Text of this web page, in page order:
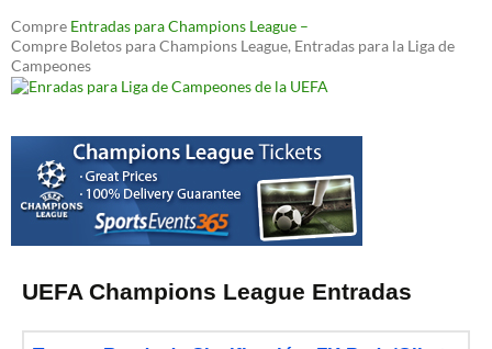
Compre Entradas para Champions League –
Compre Boletos para Champions League, Entradas para la Liga de
Campeones